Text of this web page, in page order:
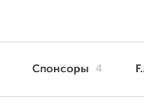
Спонсоры 4